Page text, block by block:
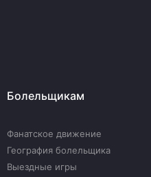
Болельщикам
Фанатское движение
География болельщика
Выездные игры